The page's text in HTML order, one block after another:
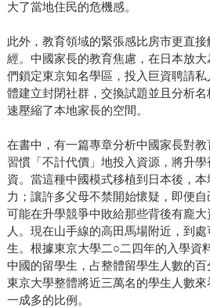
大了當地住民的危機感。
此外，教育領域的緊張感比房市更直
經。中國家長的教育焦慮，在日本放
們鎖定東京知名學區，投入巨資聘請
體建立封閉社群，交換試題並且分析
速壓縮了本地家長的空間。
在書中，有一篇專章分析中國家長對
習慣「不計代價」地投入資源，將升
資。當這種中國模式移植到日本後，
力；讓許多父母不禁開始懷疑，即便
可能在升學競爭中敗給那些背後有龐
人。現在山手線的高田馬場附近，到
生。根據東京大學二○二四年的入學資
中國的留學生，占整體留學生人數的
東京大學整體將近三萬名的學生人數
一成多的比例。